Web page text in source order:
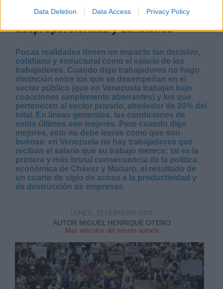
Data Deletion Data Access Privacy Policy
Salario miserable, represión
desproporcionada y sanciones
Pocas realidades tienen un impacto tan decisivo,
cotidiano y estructural como el salario de los
trabajadores. Cuando digo trabajadores no hago
distinción entre los que se desempeñan en el
sector público (que en Venezuela trabajan bajo
coacciones simplemente aberrantes) y los que
pertenecen al sector privado, alrededor de 20% del
total. En líneas generales, las condiciones de
estos últimos son mejores. Pero cuando digo
mejores, esto no debe leerse como que son
buenas: en Venezuela no hay trabajadores que
reciban el salario que su trabajo merece: tal es la
primera y más brutal consecuencia de la política
económica de Chávez y Maduro, el resultado de
un cuarto de siglo de acoso a la productividad y
de destrucción de empresas.
AUTOR MIGUEL HENRIQUE OTERO
Mas artículos del mismo autor/a
LUNES, 12 FEBRERO 2024